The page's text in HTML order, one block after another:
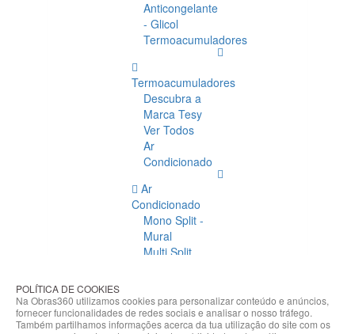
Anticongelante
- Glicol
Termoacumuladores
Termoacumuladores
Descubra a
Marca Tesy
Ver Todos
Ar
Condicionado
Ar
Condicionado
Mono Split -
Mural
Multi Split
Condicionado
Acessórios
Climatização
POLÍTICA DE COOKIES
Na Obras360 utilizamos cookies para personalizar conteúdo e anúncios,
fornecer funcionalidades de redes sociais e analisar o nosso tráfego.
Também partilhamos informações acerca da tua utilização do site com os